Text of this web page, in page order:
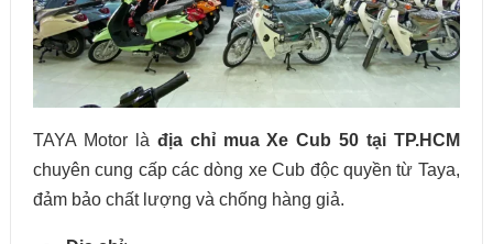
TAYA Motor là địa chỉ mua Xe Cub 50 tại TP.HCM
chuyên cung cấp các dòng xe Cub độc quyền từ Taya,
đảm bảo chất lượng và chống hàng giả.